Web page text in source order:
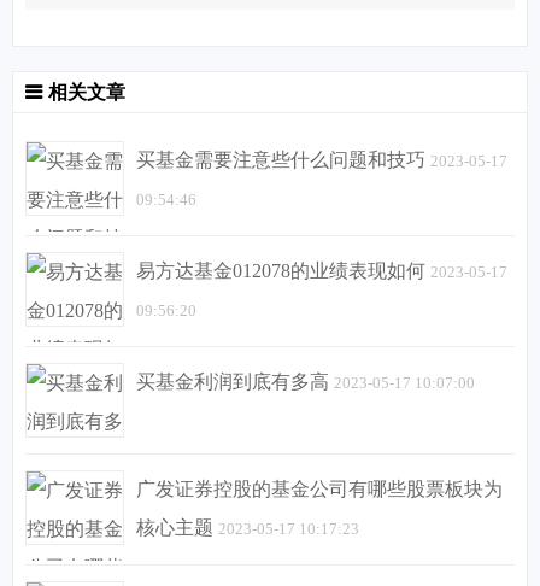
相关文章
买基金需要注意些什么问题和技巧 2023-05-17
09:54:46
易方达基金012078的业绩表现如何 2023-05-17
09:56:20
买基金利润到底有多高 2023-05-17 10:07:00
广发证券控股的基金公司有哪些股票板块为
核心主题 2023-05-17 10:17:23